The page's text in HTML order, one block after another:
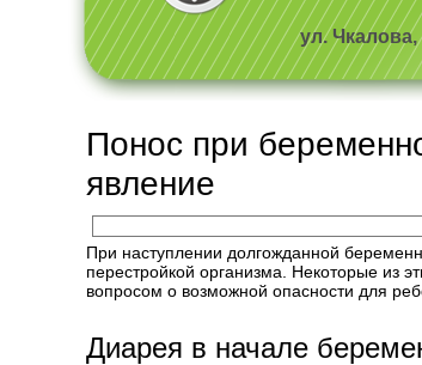
ул. Чкалова,
Понос при
явление
При наступлении долгожданной
перестройкой организма. Некоторые из
вопросом о возможной опасности для
Диарея в начале